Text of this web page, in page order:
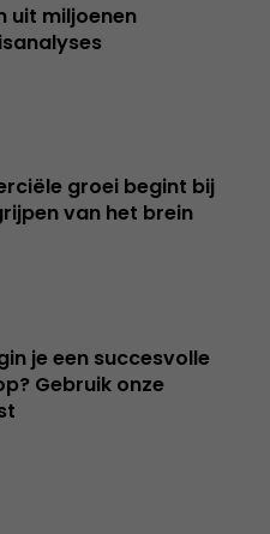
uit miljoenen
groei begint bij
van het brein
je een succesvolle
Gebruik onze